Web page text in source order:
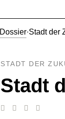
Dossier·Stadt der
STADT DER
Stadt